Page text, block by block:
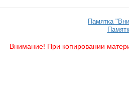
Памятка
Внимание! При копировании